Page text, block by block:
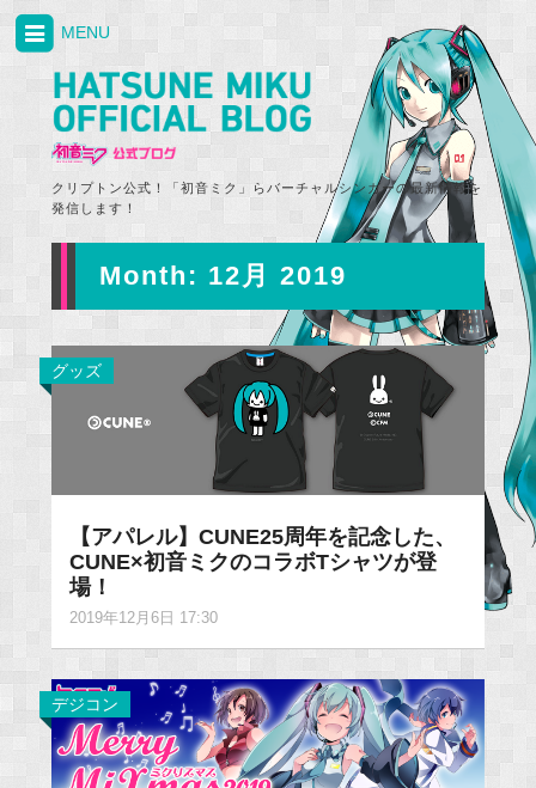
クリプトン公式！「初音ミク」らバーチャルシンガーの最新情報を
発信します！
MENU
Month: 12月 2019
グッズ
【アパレル】CUNE25周年を記念した、
CUNE×初音ミクのコラボTシャツが登
場！
2019年12月6日 17:30
デジコン